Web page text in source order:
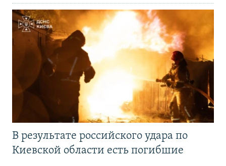
В результате российского удара по
Киевской области есть погибшие